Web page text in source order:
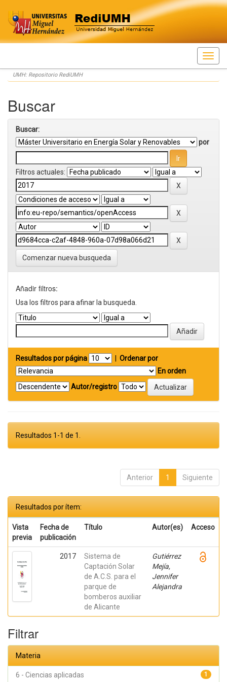
Skip
navigation
UMH: Repositorio RediUMH
Buscar
Buscar:
por
Filtros actuales:
Comenzar nueva busqueda
Añadir filtros:
Usa los filtros para afinar la busqueda.
Resultados por página
Ordenar por
En orden
Autor/registro
Resultados 1-1 de 1.
Anterior 1 Siguiente
Resultados por ítem:
Vista
previa
Fecha de
publicación
Título Autor(es) Acceso
2017
Sistema de
Captación Solar
de A.C.S. para el
parque de
bomberos auxiliar
de Alicante
Gutiérrez
Mejía,
Jennifer
Alejandra
Filtrar
Materia
1
6 - Ciencias aplicadas